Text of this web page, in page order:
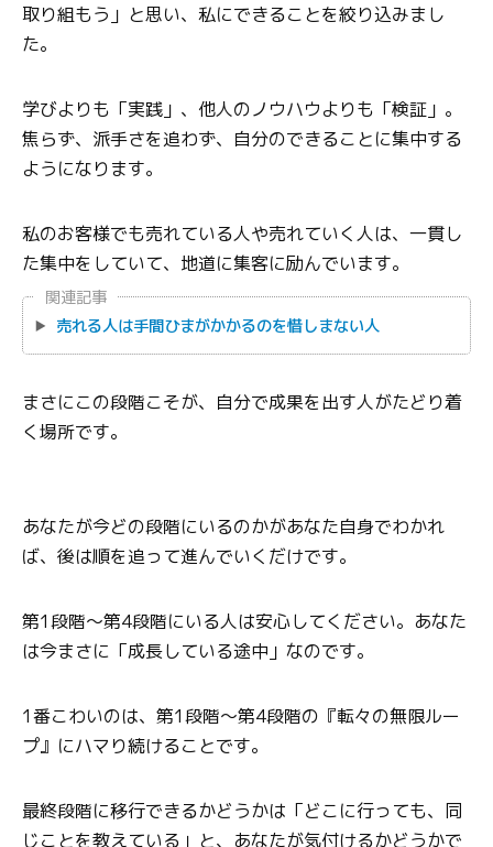
取り組もう」と思い、私にできることを絞り込みまし
た。
学びよりも「実践」、他人のノウハウよりも「検証」。
焦らず、派手さを追わず、自分のできることに集中する
ようになります。
私のお客様でも売れている人や売れていく人は、一貫し
た集中をしていて、地道に集客に励んでいます。
関連記事
売れる人は手間ひまがかかるのを惜しまない人
まさにこの段階こそが、自分で成果を出す人がたどり着
く場所です。
あなたが今どの段階にいるのかがあなた自身でわかれ
ば、後は順を追って進んでいくだけです。
第1段階〜第4段階にいる人は安心してください。あなた
は今まさに「成長している途中」なのです。
1番こわいのは、第1段階〜第4段階の『転々の無限ルー
プ』にハマり続けることです。
最終段階に移行できるかどうかは「どこに行っても、同
じことを教えている」と、あなたが気付けるかどうかで